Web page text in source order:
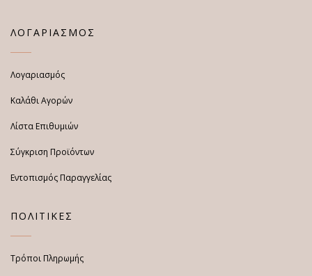
ΛΟΓΑΡΙΑΣΜΟΣ
Λογαριασμός
Καλάθι Αγορών
Λίστα Επιθυμιών
Σύγκριση Προϊόντων
Εντοπισμός Παραγγελίας
ΠΟΛΙΤΙΚΕΣ
Τρόποι Πληρωμής